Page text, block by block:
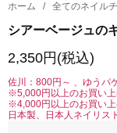
ホーム / 全てのネイル
シアーベージュの
2,350円(税込)
佐川：800円～ 、ゆうパ
※5,000円以上のお買い
※4,000円以上のお買い
日本製、日本人ネイリス